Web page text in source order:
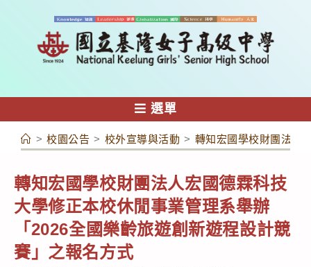
容
選單
> 校園公告 > 校外宣導與活動 > 轉知宏國學校財團法人
轉知宏國學校財團法人宏國德霖科技
大學修正本校休閒事業管理系舉辦
「2026全國樂齡旅遊創新遊程設計競
賽」之報名方式